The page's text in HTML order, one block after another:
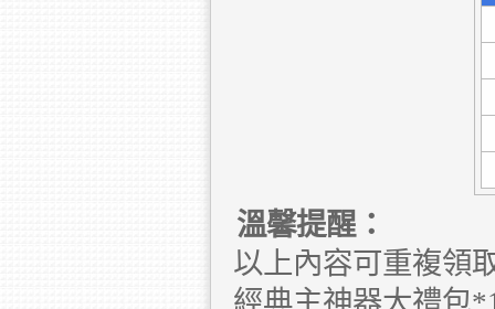
溫馨提醒：
以上內容可重複領
經典主神器大禮包